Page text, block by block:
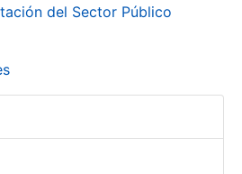
del Sector Público